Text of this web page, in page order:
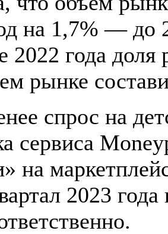
на 1,7% — до
2022 года
рынке
спрос на
сервиса
на
2023